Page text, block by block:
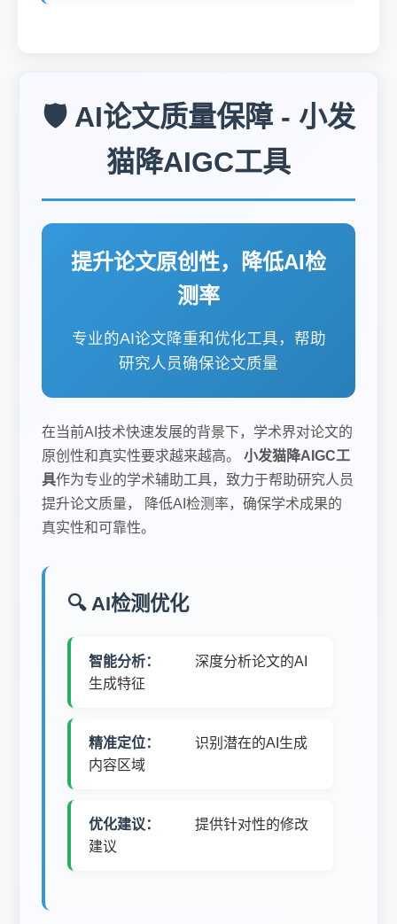
🛡️ AI论文质量保障 - 小发
猫降AIGC工具
提升论文原创性，降低AI检
测率
专业的AI论文降重和优化工具，帮助
研究人员确保论文质量
在当前AI技术快速发展的背景下，学术界对论文的
原创性和真实性要求越来越高。 小发猫降AIGC工
具作为专业的学术辅助工具，致力于帮助研究人员
提升论文质量， 降低AI检测率，确保学术成果的
真实性和可靠性。
🔍 AI检测优化
智能分析：
深度分析论文的AI
生成特征
精准定位：
识别潜在的AI生成
内容区域
优化建议：
提供针对性的修改
建议